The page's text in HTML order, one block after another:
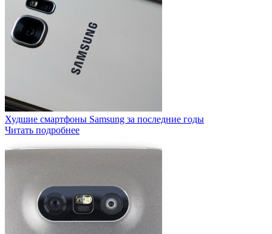
Худшие смартфоны Samsung за последние годы
Читать подробнее